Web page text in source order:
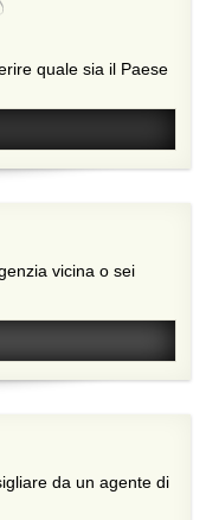
quale sia il Paese
da un agente di